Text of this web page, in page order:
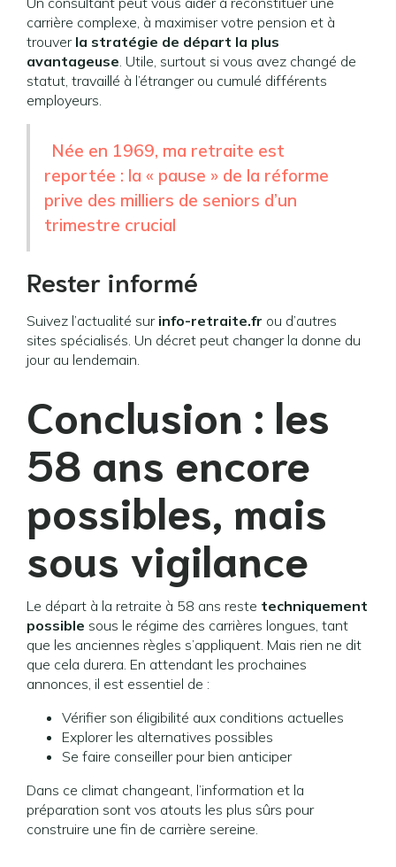
carrière complexe, à maximiser votre pension et à
trouver la stratégie de départ la plus
avantageuse. Utile, surtout si vous avez changé de
statut, travaillé à l’étranger ou cumulé différents
employeurs.
Née en 1969, ma retraite est
reportée : la « pause » de la réforme
prive des milliers de seniors d’un
trimestre crucial
Rester informé
Suivez l’actualité sur info-retraite.fr ou d’autres
sites spécialisés. Un décret peut changer la donne du
jour au lendemain.
Conclusion : les
58 ans encore
possibles, mais
sous vigilance
Le départ à la retraite à 58 ans reste techniquement
possible sous le régime des carrières longues, tant
que les anciennes règles s’appliquent. Mais rien ne dit
que cela durera. En attendant les prochaines
annonces, il est essentiel de :
Vérifier son éligibilité aux conditions actuelles
Explorer les alternatives possibles
Se faire conseiller pour bien anticiper
Dans ce climat changeant, l’information et la
préparation sont vos atouts les plus sûrs pour
construire une fin de carrière sereine.